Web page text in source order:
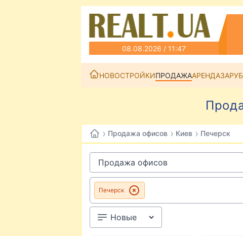
08.08.2026 / 11:47
НОВОСТРОЙКИПРОДАЖААРЕНДА
› Продажа офисов › Киев › Печерск
Печерск